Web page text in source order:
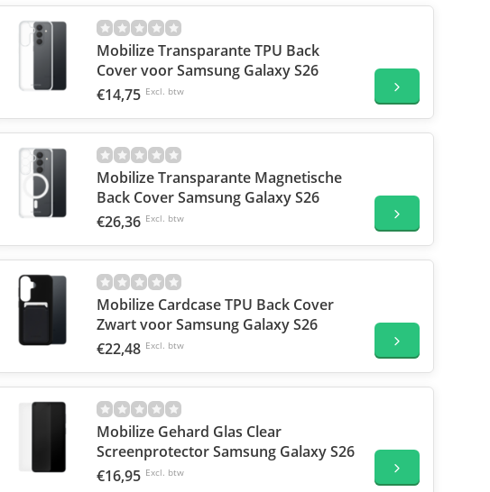
Mobilize Transparante TPU Back
Cover voor Samsung Galaxy S26
€14,75 Excl. btw
Mobilize Transparante Magnetische
Back Cover Samsung Galaxy S26
€26,36 Excl. btw
Mobilize Cardcase TPU Back Cover
Zwart voor Samsung Galaxy S26
€22,48 Excl. btw
Mobilize Gehard Glas Clear
Screenprotector Samsung Galaxy S26
€16,95 Excl. btw